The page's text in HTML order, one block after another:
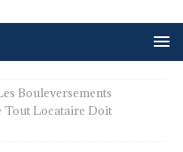
Bouleversements
Tout Locataire Doit